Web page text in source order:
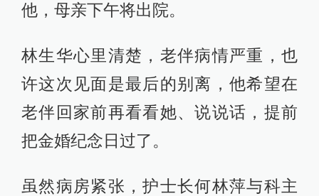
他，母亲下午将出院。
林生华心里清楚，老伴病情严重，也
许这次见面是最后的别离，他希望在
老伴回家前再看看她、说说话，提前
把金婚纪念日过了。
虽然病房紧张，护士长何林萍与科主